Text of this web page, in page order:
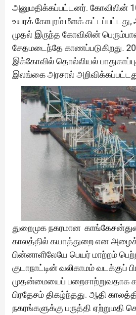
அனுமதிக்கப்பட்டனர். கோவிலின்
உயரக் கோபுரம் மீளக்
முதல் இருந்த கோவிலின்
சேதமடைந்தே காணப்படுகிறது.
இக்கோவில் தொல்லியல்
இலங்கை அரசால்
துறைமுக நகரமான
காலத்தில் கயாத்துறை என
பின்னாளிலேயே பெயர் மாற்றம்
குடாநாட்டின் வலிகாமம் வடக்குப்
முதன்மையைப் பறைசாற்றுவதாக
பிரதேசம் திகழ்ந்தது. ஆதி
நகரங்களுக்கு பருத்தி ஏற்றுமதி